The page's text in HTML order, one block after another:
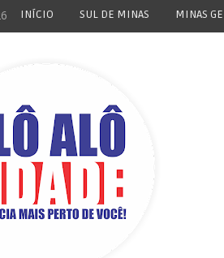
INÍCIO SUL DE MINAS MINAS